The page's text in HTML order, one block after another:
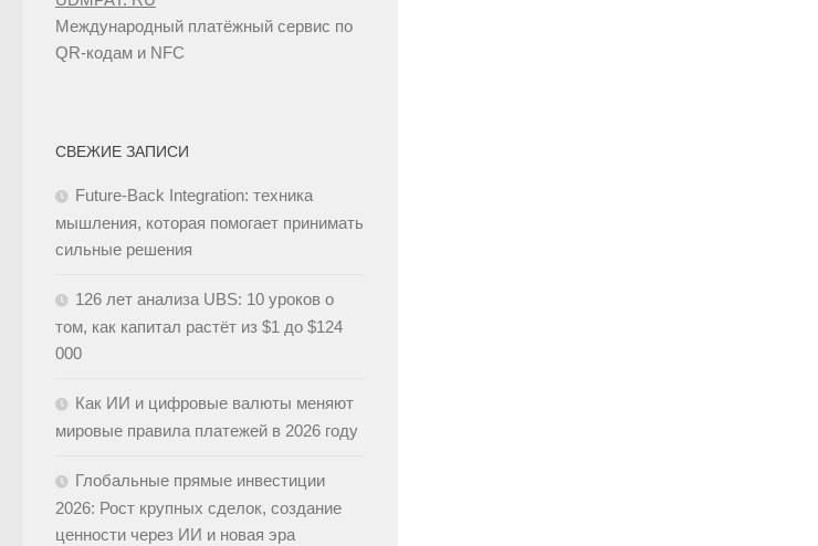
Международный платёжный сервис по
QR-кодам и NFC
СВЕЖИЕ ЗАПИСИ
Future-Back Integration: техника
мышления, которая помогает принимать
сильные решения
126 лет анализа UBS: 10 уроков о
том, как капитал растёт из $1 до $124
000
Как ИИ и цифровые валюты меняют
мировые правила платежей в 2026 году
Глобальные прямые инвестиции
2026: Рост крупных сделок, создание
ценности через ИИ и новая эра